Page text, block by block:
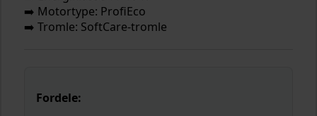
➡️ Motortype: ProfiEco
➡️ Tromle: SoftCare-tromle
Fordele: